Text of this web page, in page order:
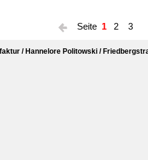
Seite 1 2 3
/ Hannelore Politowski /